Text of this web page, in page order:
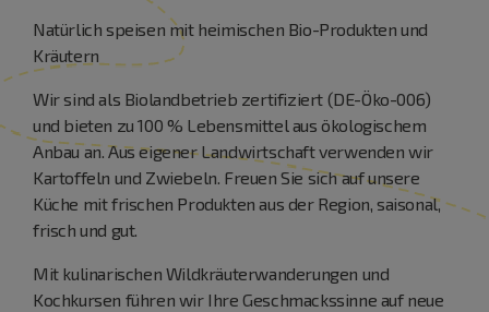
Natürlich speisen mit heimischen Bio-Produkten und
Kräutern
Wir sind als Biolandbetrieb zertifiziert (DE-Öko-006)
und bieten zu 100 % Lebensmittel aus ökologischem
Anbau an. Aus eigener Landwirtschaft verwenden wir
Kartoffeln und Zwiebeln. Freuen Sie sich auf unsere
Küche mit frischen Produkten aus der Region, saisonal,
frisch und gut.
Mit kulinarischen Wildkräuterwanderungen und
Kochkursen führen wir Ihre Geschmackssinne auf neue